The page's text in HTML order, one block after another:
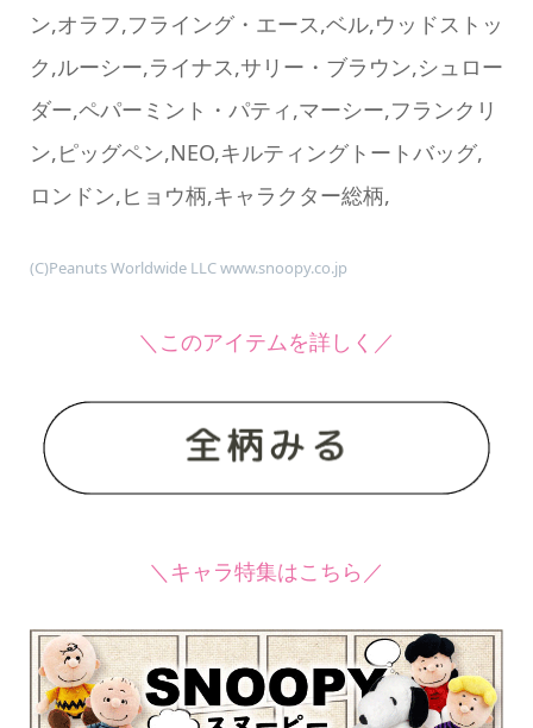
ン,オラフ,フライング・エース,ベル,ウッドストッ
ク,ルーシー,ライナス,サリー・ブラウン,シュロー
ダー,ペパーミント・パティ,マーシー,フランクリ
ン,ピッグペン,NEO,キルティングトートバッグ,
ロンドン,ヒョウ柄,キャラクター総柄,
(C)Peanuts Worldwide LLC www.snoopy.co.jp
＼このアイテムを詳しく／
＼キャラ特集はこちら／